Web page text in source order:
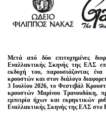
Μετά από δύο επιτυχημένες
Εναλλακτικής Σκηνής της ΕΛΣ
εκδοχή του, παρουσιάζοντας
κρουστών και στον διάλογο
3 Ιουλίου 2026, το Φεστιβάλ
κρουστών Μαρίνου Τρανουδάκη,
εμπειρία ήχων και εκρηκτικών
Εναλλακτικής Σκηνής της ΕΛΣ